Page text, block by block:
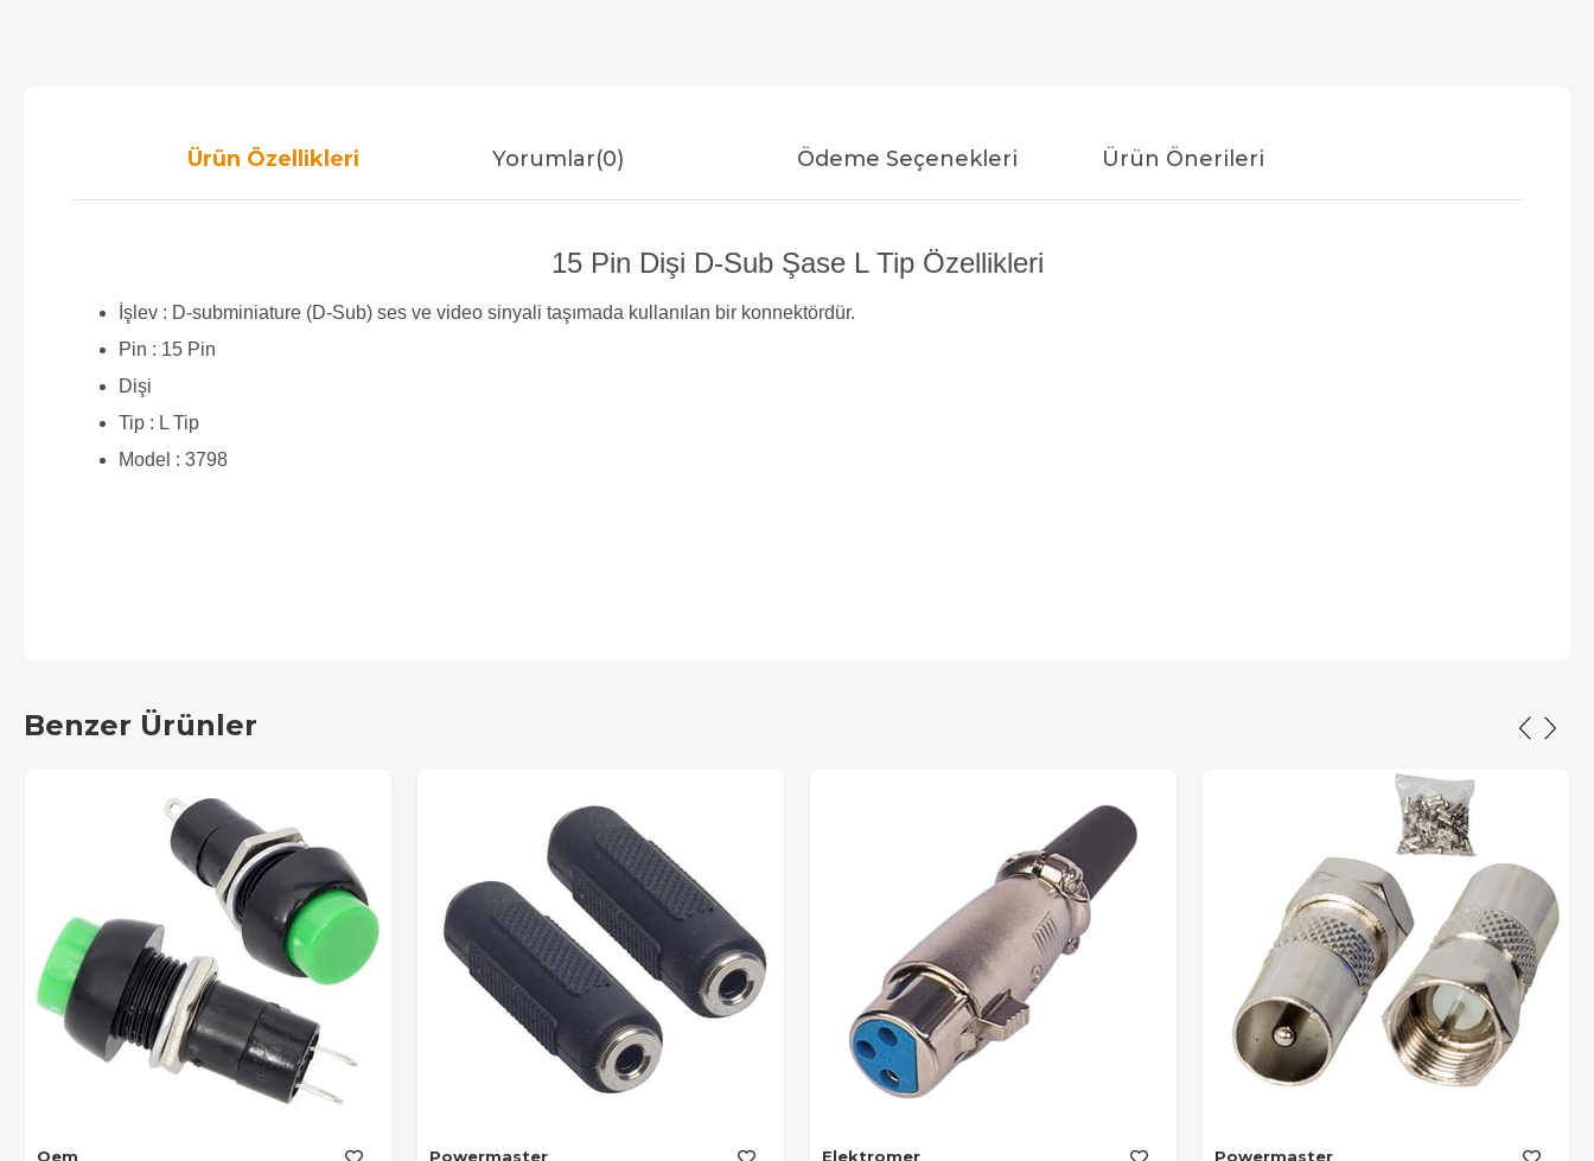
Ürün Özellikleri Yorumlar(0) Ödeme Seçenekleri Ürün Önerileri
15 Pin Dişi D-Sub Şase L Tip Özellikleri
İşlev : D-subminiature (D-Sub) ses ve video sinyali taşımada kullanılan bir konnektördür.
Pin : 15 Pin
Dişi
Tip : L Tip
Model : 3798
Benzer Ürünler
Oem Powermaster Elektromer Powermaster